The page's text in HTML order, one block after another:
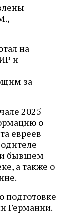
на
и
за
2025
о
евреев
и бывшем
а также о
подготовке
Германии.